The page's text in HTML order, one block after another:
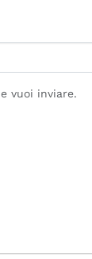
vuoi inviare.